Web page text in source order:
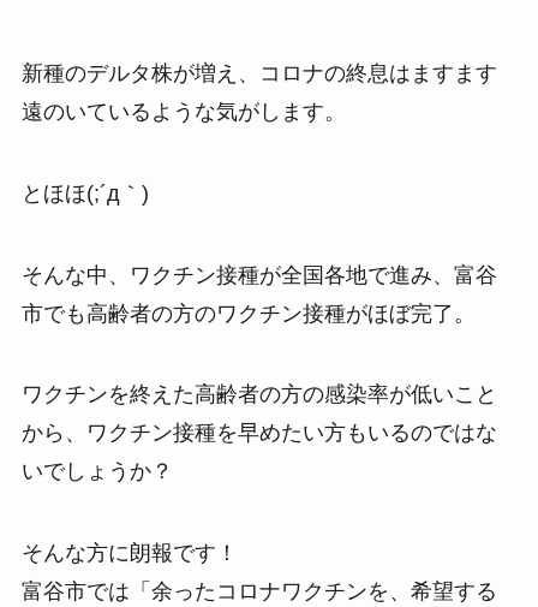
新種のデルタ株が増え、コロナの終息はますます
遠のいているような気がします。
とほほ(;´д｀)
そんな中、ワクチン接種が全国各地で進み、富谷
市でも高齢者の方のワクチン接種がほぼ完了。
ワクチンを終えた高齢者の方の感染率が低いこと
から、ワクチン接種を早めたい方もいるのではな
いでしょうか？
そんな方に朗報です！
富谷市では「余ったコロナワクチンを、希望する